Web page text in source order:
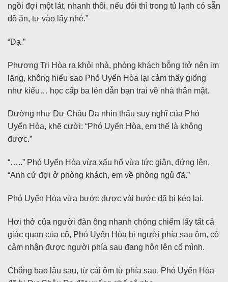
ngồi đợi một lát, nhanh thôi, nếu đói thì trong tủ lạnh có sẵn
đồ ăn, tự vào lấy nhé.”
“Dạ.”
Phương Tri Hòa ra khỏi nhà, phòng khách bỗng trở nên im
lặng, không hiểu sao Phó Uyển Hòa lại cảm thấy giống
như kiểu… học cấp ba lén dẫn bạn trai về nhà thân mật.
Dường như Dư Châu Dạ nhìn thấu suy nghĩ của Phó
Uyển Hòa, khẽ cười: “Phó Uyển Hòa, em thế là không
được.”
“…..” Phó Uyển Hòa vừa xấu hổ vừa tức giận, đứng lên,
“Anh cứ đợi ở phòng khách, em về phòng ngủ đã.”
Phó Uyển Hòa vừa bước được vài bước đã bị kéo lại.
Hơi thở của người đàn ông nhanh chóng chiếm lấy tất cả
giác quan của cô, Phó Uyển Hòa bị người phía sau ôm, cô
cảm nhận được người phía sau đang hôn lên cổ mình.
Chẳng bao lâu sau, từ cái ôm từ phía sau, Phó Uyển Hòa